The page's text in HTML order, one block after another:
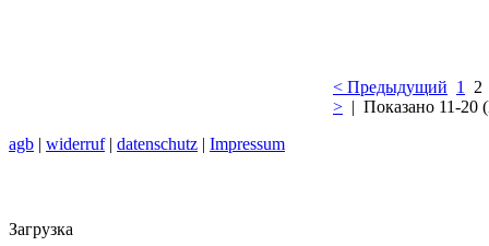
< Предыдущий 1
> | Показано 11-20
agb | widerruf| datenschutz | Impressum
Загрузка